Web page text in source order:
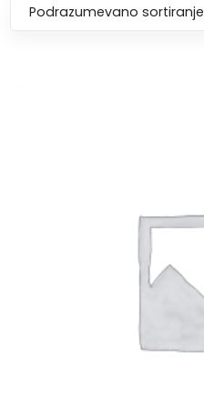
Podrazumevano sortiranje